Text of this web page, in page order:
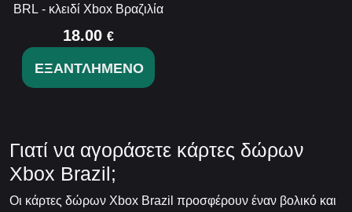
BRL - κλειδί Xbox Βραζιλία
18.00 €
ΕΞΑΝΤΛΗΜΈΝΟ
Γιατί να αγοράσετε κάρτες δώρων
Xbox Brazil;
Οι κάρτες δώρων Xbox Brazil προσφέρουν έναν βολικό και